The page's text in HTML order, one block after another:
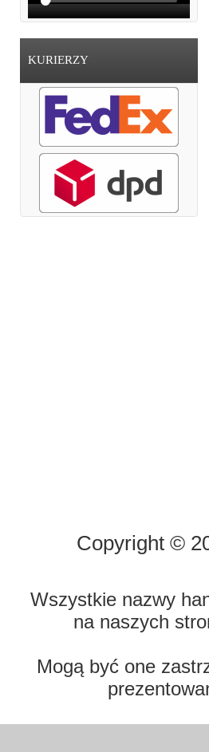
KURIERZY
Copyright ©
Wszystkie nazwy
na naszych
Mogą być one